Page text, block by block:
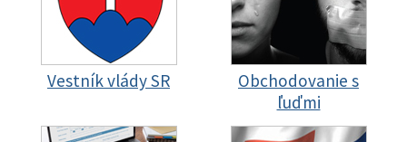
Vestník vlády SR
Obchodovanie s
ľuďmi